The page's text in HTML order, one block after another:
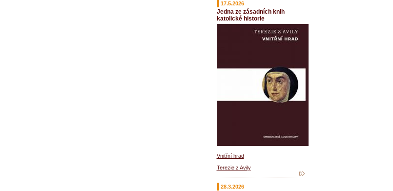
17.5.2026
Jedna ze zásadních knih
katolické historie
Vnitřní hrad
Terezie z Avily
28.3.2026